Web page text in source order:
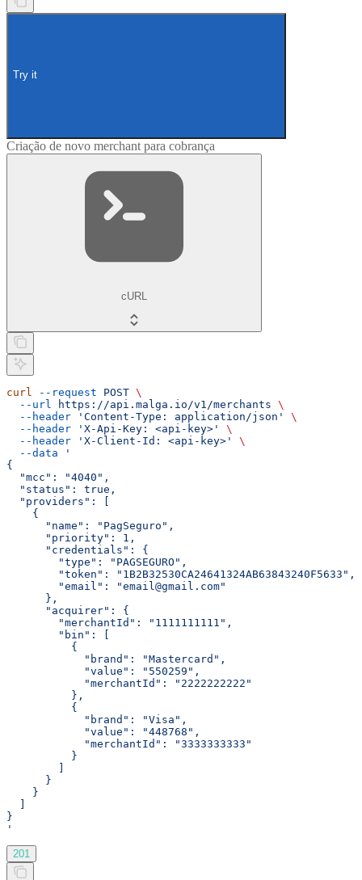
Try it
Criação de novo merchant para cobrança
cURL
curl --request POST \
  --url
https://api.malga.io/v1/merchants \
  --header
'Content-Type: application/json'
\
  --header
'X-Api-Key: <api-key>'
\
  --header
'X-Client-Id: <api-key>'
\
  --data
'
{
  "mcc": "4040",
  "status": true,
  "providers": [
    {
      "name": "PagSeguro",
      "priority": 1,
      "credentials": {
        "type": "PAGSEGURO",
        "token": "1B2B32530CA24641324AB63843240F5633",
        "email": "email@gmail.com"
      },
      "acquirer": {
        "merchantId": "1111111111",
        "bin": [
          {
            "brand": "Mastercard",
            "value": "550259",
            "merchantId": "2222222222"
          },
          {
            "brand": "Visa",
            "value": "448768",
            "merchantId": "3333333333"
          }
      }
    }
}
'
201